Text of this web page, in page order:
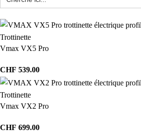
Trottinette
Vmax VX5 Pro
CHF 539.00
Trottinette
Vmax VX2 Pro
CHF 699.00